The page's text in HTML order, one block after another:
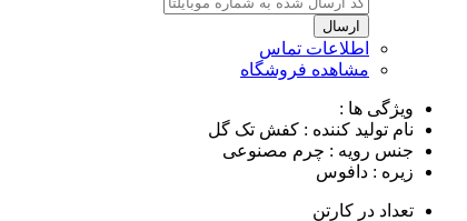
ارسال
اطلاعات تماس
مشاهده فروشگاه
ویژگی ها :
نام تولید کننده : کفش تک گل
جنس رویه : چرم مصنوعی
زیره : دافوس
تعداد در کارتن